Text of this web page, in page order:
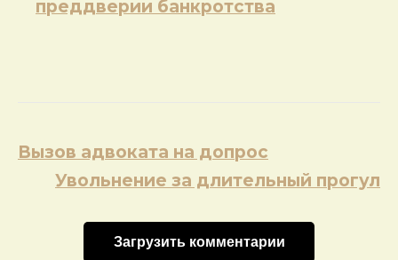
преддверии банкротства
Навигация
Вызов адвоката на допрос
Увольнение за длительный прогул
Загрузить комментарии